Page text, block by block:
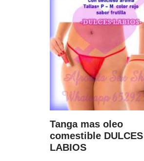
Tanga mas oleo
comestible DULCES
LABIOS